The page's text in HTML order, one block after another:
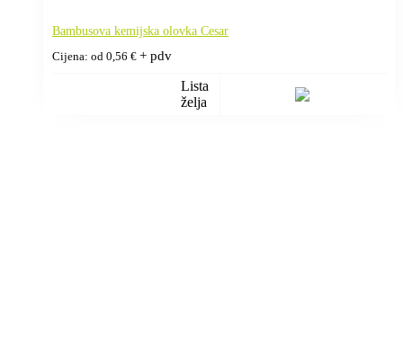
Bambusova kemijska olovka Cesar
Cijena: od 0,56 € + pdv
Lista
želja